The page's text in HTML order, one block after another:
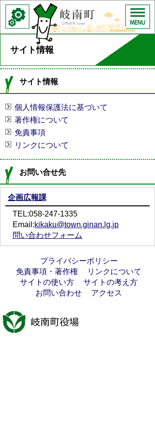
サイト情報
サイト情報
個人情報保護法に基づいて
著作権について
免責事項
リンクについて
お問い合せ先
企画広報課
TEL:058-247-1335
Email:kikaku@town.ginan.lg.jp
問い合わせフォーム
プライバシーポリシー
免責事項・著作権
リンクについて
サイトの使い方
サイトの考え方
お問い合わせ
アクセス